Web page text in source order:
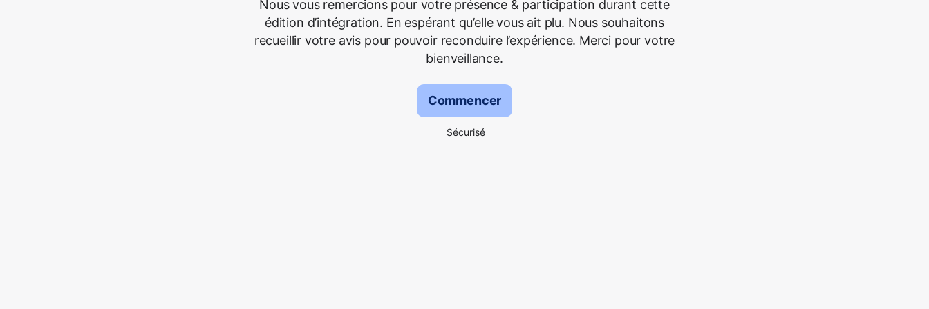
Nous vous remercions pour votre présence & participation durant cette
édition d’intégration. En espérant qu’elle vous ait plu. Nous souhaitons
recueillir votre avis pour pouvoir reconduire l’expérience. Merci pour votre
bienveillance.
Commencer
Sécurisé